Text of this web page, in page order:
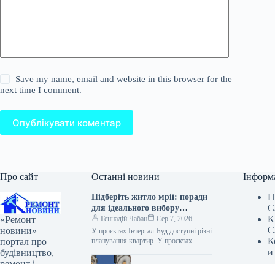
Save my name, email and website in this browser for the
next time I comment.
Опублікувати коментар
Про сайт
«Ремонт
новини» —
портал про
будівництво,
Останні новини
Підберіть житло мрії: поради
для ідеального вибору
квартири
Геннадій Чабан
Сер 7, 2026
У проєктах Інтергал-Буд доступні різні
планування квартир. У проєктах
вибір планувань — від компактних
и